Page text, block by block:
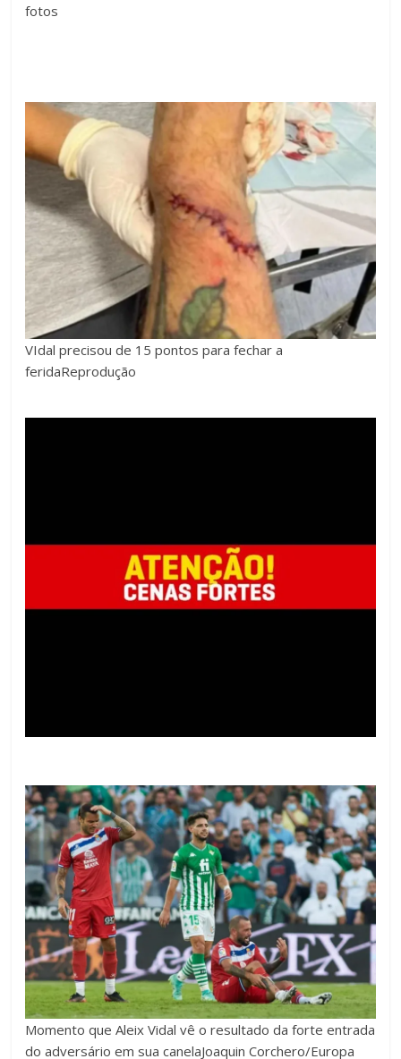
fotos
VIdal precisou de 15 pontos para fechar a
feridaReprodução
Momento que Aleix Vidal vê o resultado da forte entrada
do adversário em sua canelaJoaquin Corchero/Europa